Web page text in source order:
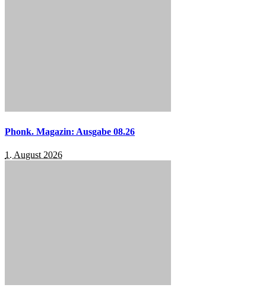
Phonk. Magazin: Ausgabe 08.26
1. August 2026